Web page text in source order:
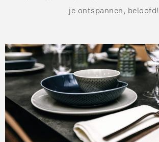
je ontspannen, beloofd!